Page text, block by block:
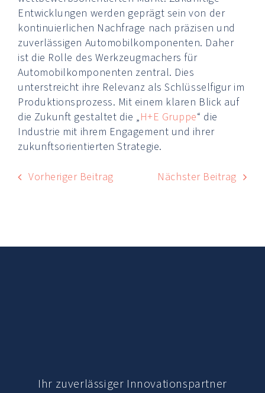
Entwicklungen werden geprägt sein von der
kontinuierlichen Nachfrage nach präzisen und
zuverlässigen Automobilkomponenten. Daher
ist die Rolle des Werkzeugmachers für
Automobilkomponenten zentral. Dies
unterstreicht ihre Relevanz als Schlüsselfigur im
Produktionsprozess. Mit einem klaren Blick auf
die Zukunft gestaltet die „H+E Gruppe“ die
Industrie mit ihrem Engagement und ihrer
zukunftsorientierten Strategie.
Vorheriger Beitrag Nächster Beitrag
Ihr zuverlässiger Innovations­partner